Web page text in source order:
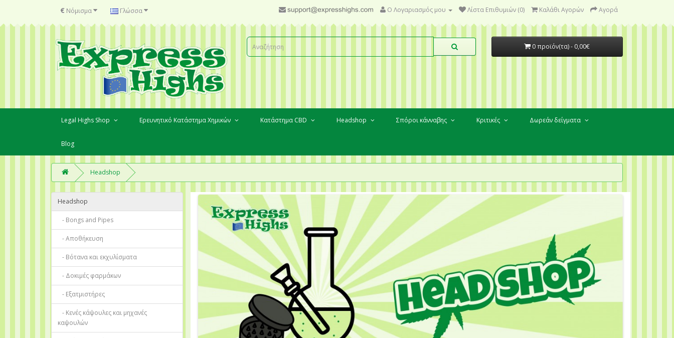
€ Νόμισμα Γλώσσα Ο Λογαριασμός μου Λίστα Επιθυμιών (0) Καλάθι Αγορών Αγορά
0 προϊόν(τα) - 0,00€
Legal Highs Shop Ερευνητικό Κατάστημα Χημικών Κατάστημα CBD Headshop Σπόροι κάνναβης Κριτικές Δωρεάν δείγματα
Blog
Headshop
Headshop
- Bongs and Pipes
- Αποθήκευση
- Βότανα και εκχυλίσματα
- Δοκιμές φαρμάκων
- Εξατμιστήρες
- Κενές κάψουλες και μηχανές
καψουλών